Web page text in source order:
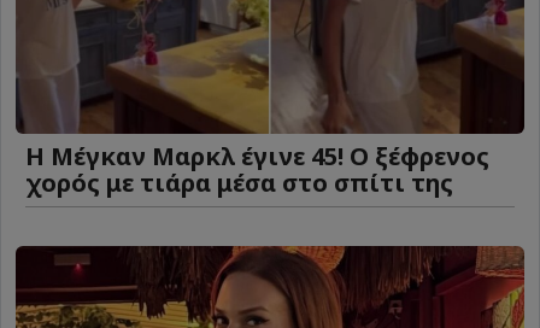
Η Μέγκαν Μαρκλ έγινε 45! Ο ξέφρενος
χορός με τιάρα μέσα στο σπίτι της